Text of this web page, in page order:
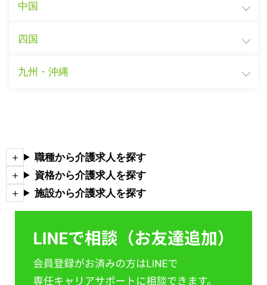
中国
四国
九州・沖縄
職種から介護求人を探す
資格から介護求人を探す
施設から介護求人を探す